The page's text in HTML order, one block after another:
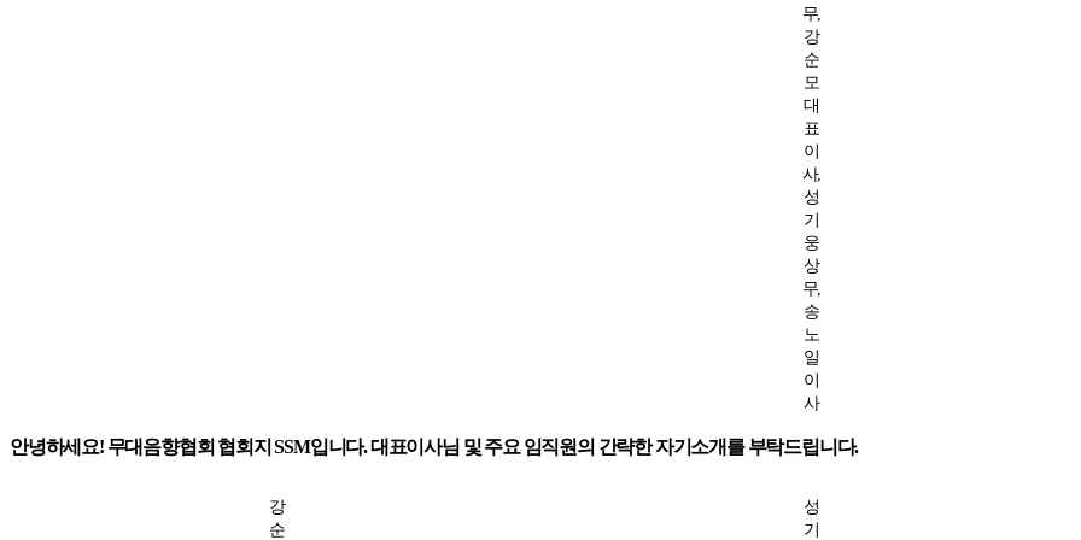
무,
강
순
모
대
표
이
사,
성
기
웅
상
무,
송
노
일
이
사
안녕하세요! 무대음향협회 협회지 SSM입니다. 대표이사님 및 주요 임직원의 간략한 자기소개를 부탁드립니다.
강
순
성
기